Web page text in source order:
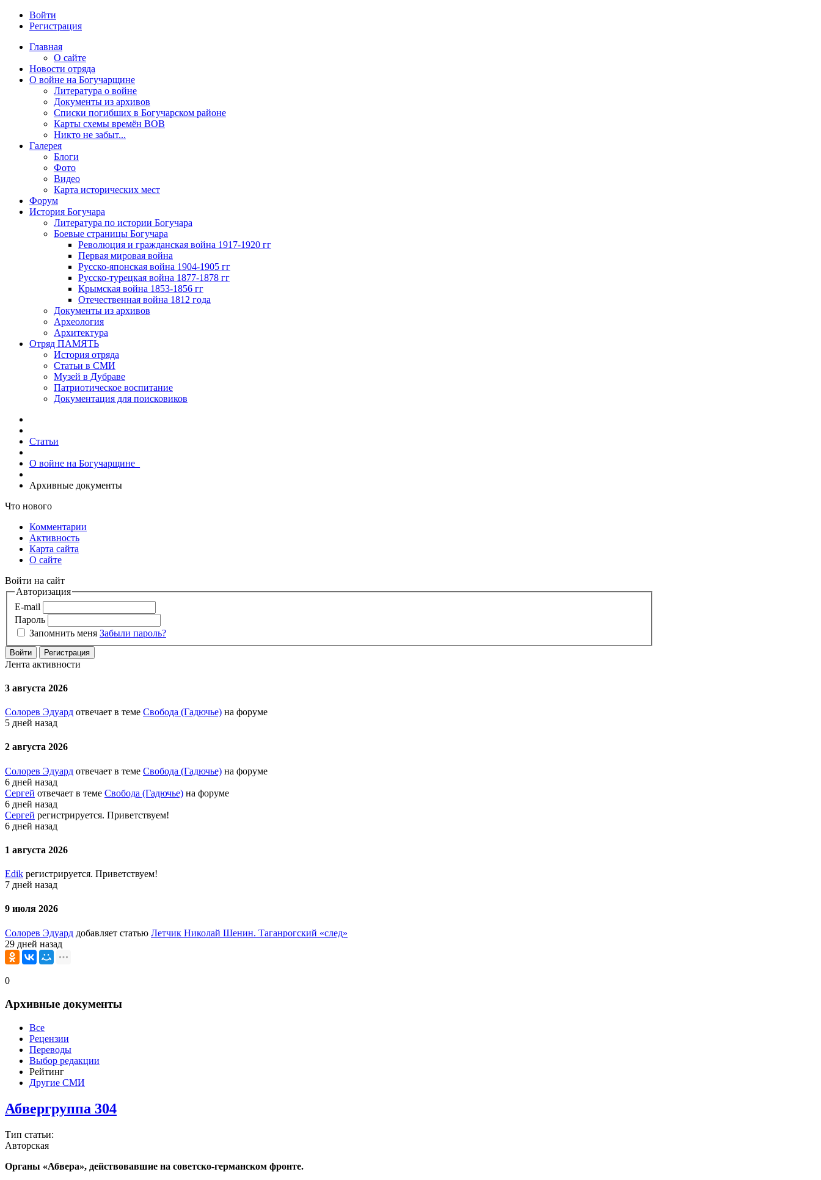
Войти
Регистрация
Главная
О сайте
Новости отряда
О войне на Богучарщине
Литература о войне
Документы из архивов
Списки погибших в Богучарском районе
Карты схемы времён ВОВ
Никто не забыт...
Галерея
Блоги
Фото
Видео
Карта исторических мест
Форум
История Богучара
Литература по истории Богучара
Боевые страницы Богучара
Революция и гражданская война 1917-1920 гг
Первая мировая война
Русско-японская война 1904-1905 гг
Русско-турецкая война 1877-1878 гг
Крымская война 1853-1856 гг
Отечественная война 1812 года
Документы из архивов
Археология
Архитектура
Отряд ПАМЯТЬ
История отряда
Статьи в СМИ
Музей в Дубраве
Патриотическое воспитание
Документация для поисковиков
Статьи
О войне на Богучарщине_
Архивные документы
Что нового
Комментарии
Активность
Карта сайта
О сайте
Войти на сайт
Авторизация
E-mail
Пароль
Запомнить меня Забыли пароль?
Войти Регистрация
Лента активности
3 августа 2026
Солорев Эдуард отвечает в теме Свобода (Гадючье) на форуме
5 дней назад
2 августа 2026
Солорев Эдуард отвечает в теме Свобода (Гадючье) на форуме
6 дней назад
Сергей отвечает в теме Свобода (Гадючье) на форуме
6 дней назад
Сергей регистрируется. Приветствуем!
6 дней назад
1 августа 2026
Edik регистрируется. Приветствуем!
7 дней назад
9 июля 2026
Солорев Эдуард добавляет статью Летчик Николай Шенин. Таганрогский «след»
29 дней назад
0
Архивные документы
Все
Рецензии
Переводы
Выбор редакции
Рейтинг
Другие СМИ
Абвергруппа 304
Тип статьи:
Авторская
Органы «Абвера», действовавшие на советско-германском фронте.